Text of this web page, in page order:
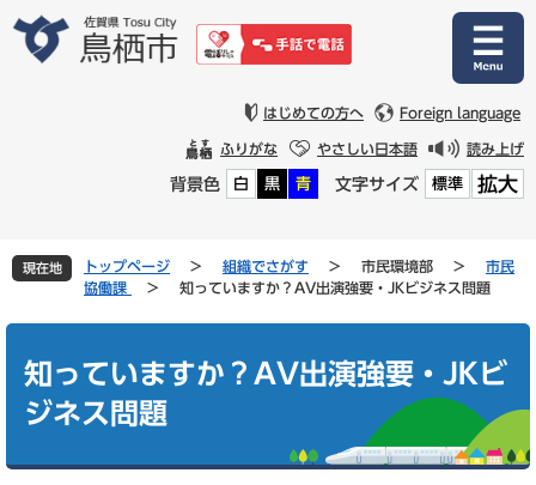
文
はじめての方へ Foreign language
ふりがな やさしい日本語 読み上げ
背景色 白 黒 青 文字サイズ 標準 拡大
現在地 トップページ > 組織でさがす > 市民環境部 >
市民
協働課
> 知っていますか？AV出演強要・JKビジネス問題
知っていますか？AV出演強要・JKビ
ジネス問題